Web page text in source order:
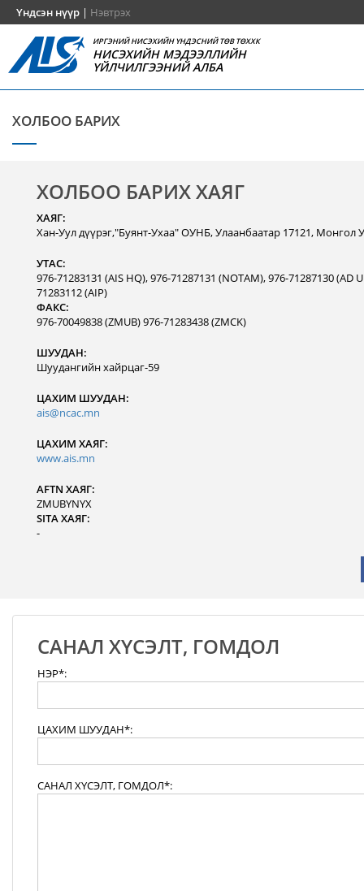
Үндсэн нүүр | Нэвтрэх
ИРГЭНИЙ НИСЭХИЙН ҮНДЭСНИЙ ТӨВ ТӨХХК
НИСЭХИЙН МЭДЭЭЛЛИЙН
ҮЙЛЧИЛГЭЭНИЙ АЛБА
ХОЛБОО БАРИХ
ХОЛБОО БАРИХ ХАЯГ
ХАЯГ:
Хан-Уул дүүрэг,"Буянт-Ухаа" ОУНБ, Улаанбаатар 17121, Монгол
УТАС:
976-71283131 (AIS HQ), 976-71287131 (NOTAM), 976-71287130 (AD
71283112 (AIP)
ФАКС:
976-70049838 (ZMUB) 976-71283438 (ZMCK)
ШУУДАН:
Шуудангийн хайрцаг-59
ЦАХИМ ШУУДАН:
ais@ncac.mn
ЦАХИМ ХАЯГ:
www.ais.mn
AFTN ХАЯГ:
ZMUBYNYX
SITA ХАЯГ:
-
САНАЛ ХҮСЭЛТ, ГОМДОЛ
НЭР*:
ЦАХИМ ШУУДАН*:
САНАЛ ХҮСЭЛТ, ГОМДОЛ*: